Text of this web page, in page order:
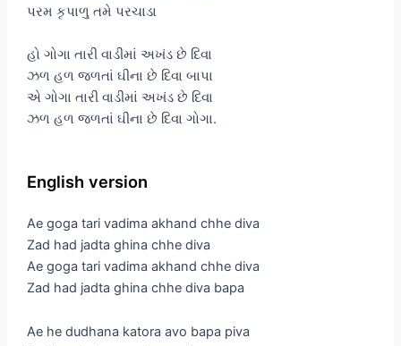
પરમ કૃપાળુ તમે પરચાડા
હો ગોગા તારી વાડીમાં અખંડ છે દિવા
ઝળ હળ જળતાં ઘીના છે દિવા બાપા
એ ગોગા તારી વાડીમાં અખંડ છે દિવા
ઝળ હળ જળતાં ઘીના છે દિવા ગોગા.
English version
Ae goga tari vadima akhand chhe diva
Zad had jadta ghina chhe diva
Ae goga tari vadima akhand chhe diva
Zad had jadta ghina chhe diva bapa
Ae he dudhana katora avo bapa piva